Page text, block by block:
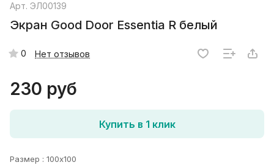
Арт. ЭЛ00139
Экран Good Door Essentia R белый
0 Нет отзывов
230 руб
Купить в 1 клик
Размер : 100x100